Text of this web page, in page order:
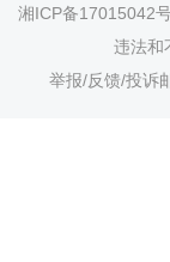
湘ICP备17015042
违法和
举报/反馈/投诉